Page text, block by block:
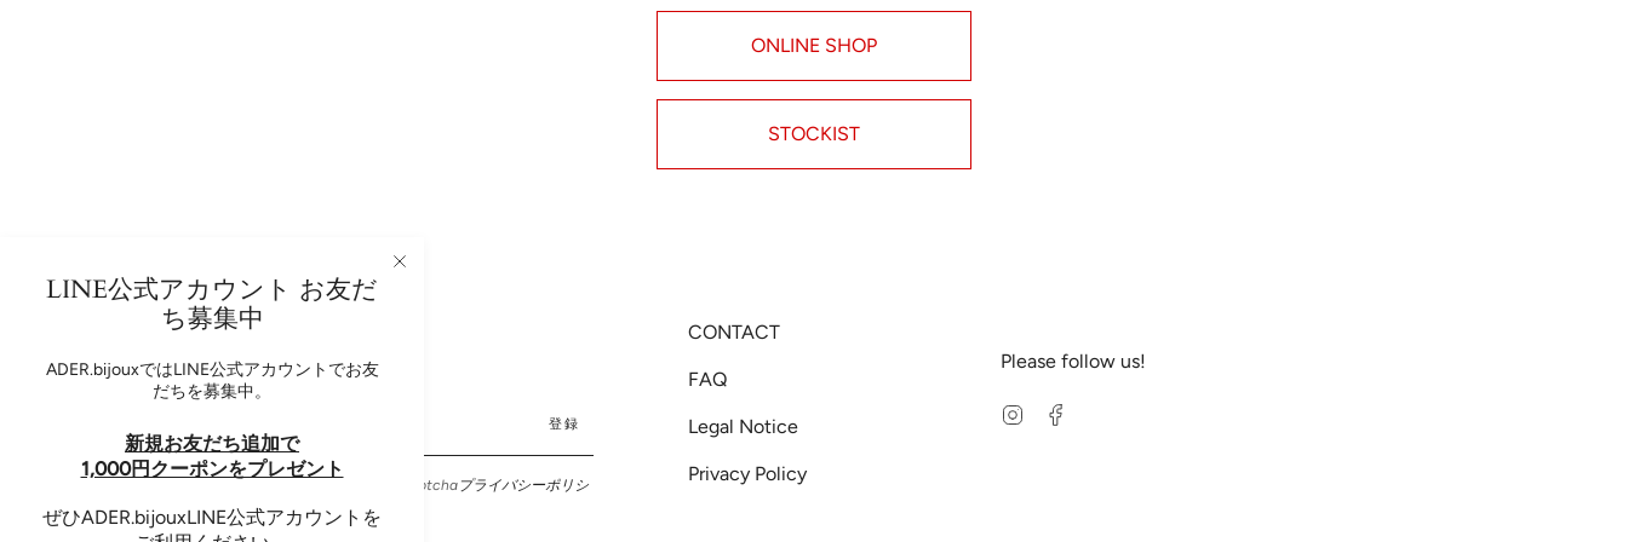
ONLINE SHOP
STOCKIST
ADER.bijoux Newsletter
登録
このサイトはhCaptchaによって保護されており、hCaptcha プライバシーポリシ
CONTACT
FAQ
Legal Notice
Privacy Policy
Please follow us!
Instagram
LINE公式アカウント お友だ
ち募集中
ADER.bijouxではLINE公式アカウントでお友
だちを募集中。
新規お友だち追加で
1,000円クーポンをプレゼント
ぜひADER.bijouxLINE公式アカウントを